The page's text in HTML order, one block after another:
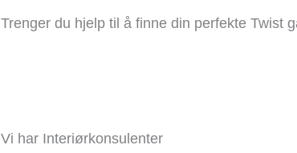
Trenger du hjelp til å finne din perfekte Twist
Vi har Interiørkonsulenter